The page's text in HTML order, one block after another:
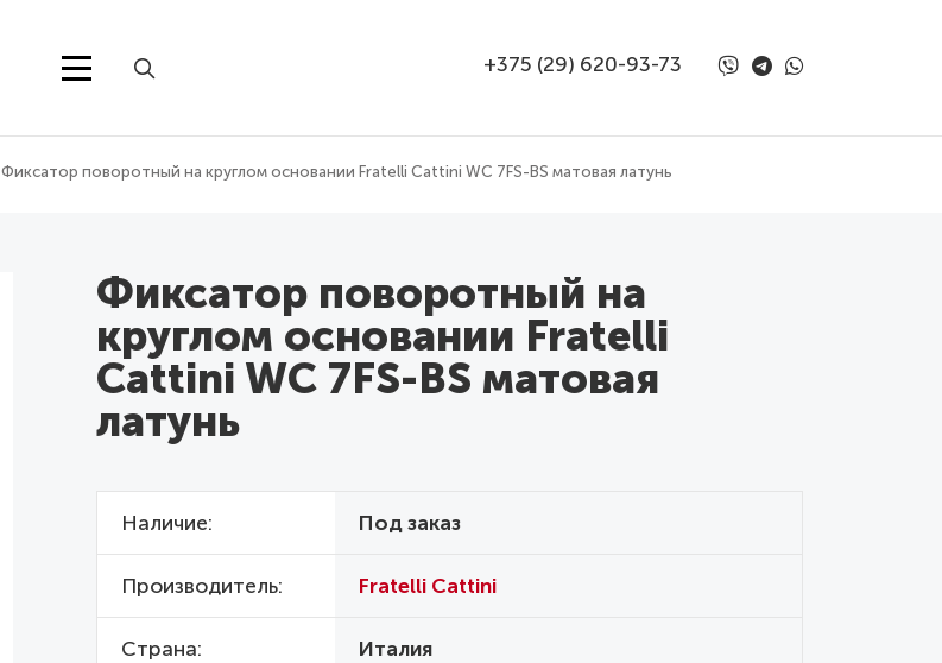
+375 (29) 620-93-73
Фиксатор поворотный на круглом основании Fratelli Cattini WC 7FS-BS матовая латунь
Фиксатор поворотный на
круглом основании Fratelli
Cattini WC 7FS-BS матовая
латунь
Наличие Под заказ
Производитель Fratelli Cattini
Страна Италия